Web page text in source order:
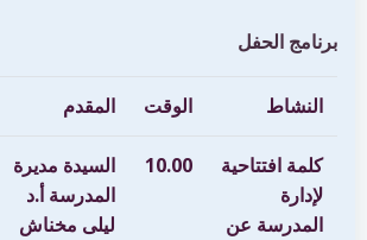
برنامج الحفل
النشاط الوقت المقدم
كلمة افتتاحية
لإدارة
المدرسة عن
10.00
السيدة مديرة
المدرسة أ.د
ليلى مخناش